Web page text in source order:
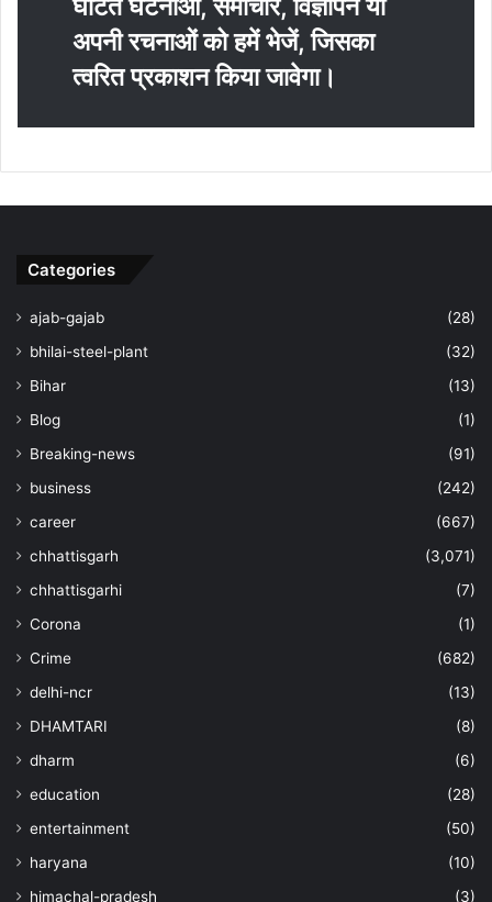
घटित घटनाओं, समाचार, विज्ञापन या
अपनी रचनाओं को हमें भेजें, जिसका
त्‍वरित प्रकाशन किया जावेगा।
Categories
ajab-gajab
(28)
bhilai-steel-plant
(32)
Bihar
(13)
Blog
(1)
Breaking-news
(91)
business
(242)
career
(667)
chhattisgarh
(3,071)
chhattisgarhi
(7)
Corona
(1)
Crime
(682)
delhi-ncr
(13)
DHAMTARI
(8)
dharm
(6)
education
(28)
entertainment
(50)
haryana
(10)
himachal-pradesh
(3)